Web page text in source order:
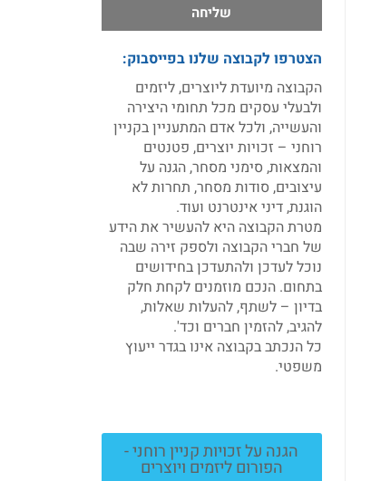
שליחה
הצטרפו לקבוצה שלנו בפייסבוק:
הקבוצה מיועדת ליוצרים, ליזמים
ולבעלי עסקים מכל תחומי היצירה
והעשייה, ולכל אדם המתעניין בקניין
רוחני – זכויות יוצרים, פטנטים
והמצאות, סימני מסחר, הגנה על
עיצובים, סודות מסחר, תחרות לא
הוגנת, דיני אינטרנט ועוד.
מטרת הקבוצה היא להעשיר את הידע
של חברי הקבוצה ולספק זירה שבה
נוכל לעדכן ולהתעדכן בחידושים
בתחום. הנכם מוזמנים לקחת חלק
בדיון – לשתף, להעלות שאלות,
להגיב, להזמין חברים וכד'.
כל הנכתב בקבוצה אינו בגדר ייעוץ
משפטי.
הגנה על זכויות קניין רוחני -
הפורום ליזמים ויוצרים